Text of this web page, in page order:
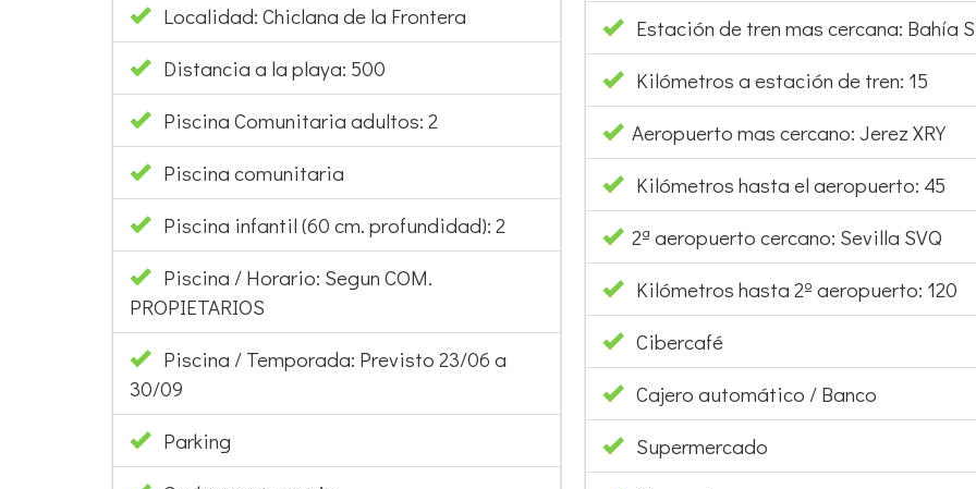
Localidad: Chiclana de la Frontera
Distancia a la playa: 500
Piscina Comunitaria adultos: 2
Piscina comunitaria
Piscina infantil (60 cm. profundidad): 2
Piscina / Horario: Segun COM.
PROPIETARIOS
Piscina / Temporada: Previsto 23/06 a
30/09
Parking
Estación de tren mas cercana: Bahía
Kilómetros a estación de tren: 15
Aeropuerto mas cercano: Jerez XRY
Kilómetros hasta el aeropuerto: 45
2ª aeropuerto cercano: Sevilla SVQ
Kilómetros hasta 2º aeropuerto: 120
Cibercafé
Cajero automático / Banco
Supermercado